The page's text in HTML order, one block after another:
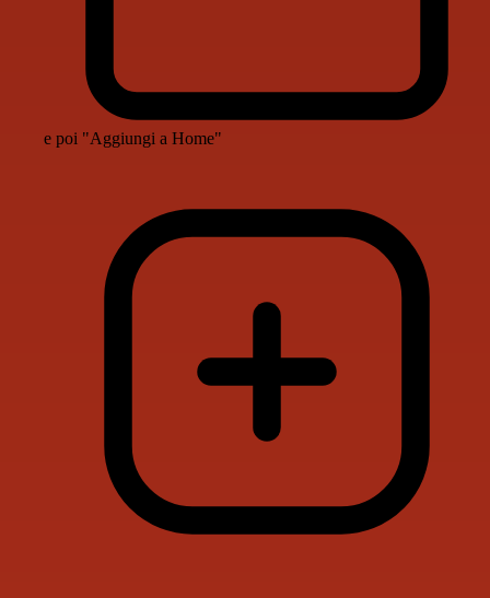
e poi "Aggiungi a Home"